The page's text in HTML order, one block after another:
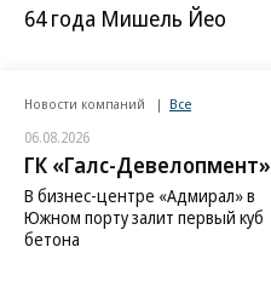
64 года Мишель Йео
Новости компаний Все
06.08.2026
ГК «Галс-Девелопмент»
В бизнес-центре «Адмирал» в
Южном порту залит первый куб
бетона